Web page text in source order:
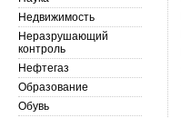
Недвижимость
Неразрушающий
контроль
Нефтегаз
Образование
Обувь